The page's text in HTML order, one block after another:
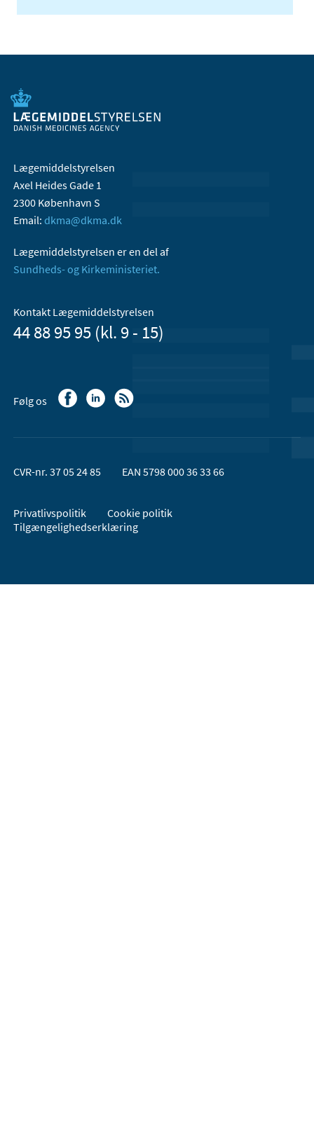
Lægemiddelstyrelsen
Axel Heides Gade 1
2300 København S
Email: dkma@dkma.dk
Lægemiddelstyrelsen er en del af
Sundheds- og Kirkeministeriet.
Kontakt Lægemiddelstyrelsen
44 88 95 95 (kl. 9 - 15)
Følg os
CVR-nr. 37 05 24 85 EAN 5798 000 36 33 66
Privatlivspolitik
Cookie politik
Tilgængelighedserklæring